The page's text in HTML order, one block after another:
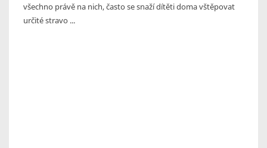
všechno právě na nich, často se snaží dítěti doma vštěpovat
určité stravo ...